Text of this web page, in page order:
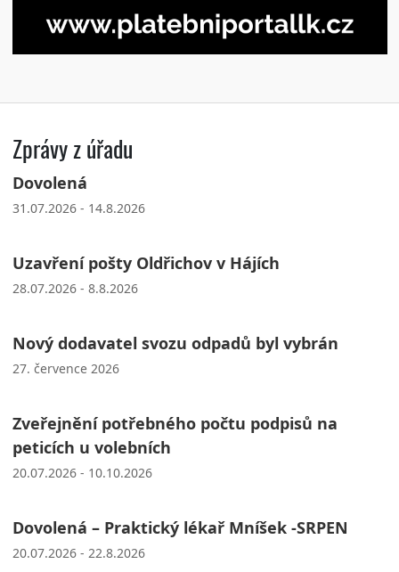
Zprávy z úřadu
Dovolená
31.07.2026 - 14.8.2026
Uzavření pošty Oldřichov v Hájích
28.07.2026 - 8.8.2026
Nový dodavatel svozu odpadů byl vybrán
27. července 2026
Zveřejnění potřebného počtu podpisů na
peticích u volebních
20.07.2026 - 10.10.2026
Dovolená – Praktický lékař Mníšek -SRPEN
20.07.2026 - 22.8.2026